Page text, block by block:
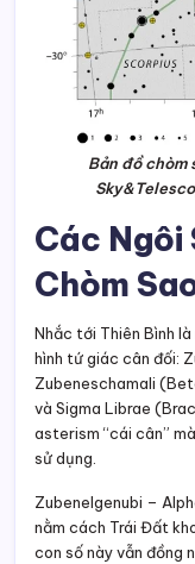
Bản đồ chòm
Các Ngôi
Chòm
Nhắc tới Thiên Bình
hình tứ giác cân đối:
Zubeneschamali
và Sigma Librae
asterism “cái cân”
sử dụng.
Zubenelgenubi –
nằm cách Trái Đất
con số này vẫn đồng